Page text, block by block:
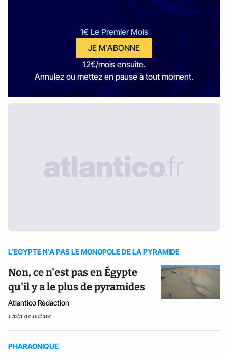
1€ Le Premier Mois
JE M'ABONNE
12€/mois ensuite.
Annulez ou mettez en pause à tout moment.
L'EGYPTE N'A PAS LE MONOPOLE DE LA PYRAMIDE
Non, ce n'est pas en Égypte
qu'il y a le plus de pyramides
Atlantico Rédaction
1 min de lecture
PHARAONIQUE